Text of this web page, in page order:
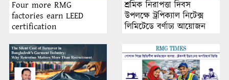
Four more RMG
factories earn LEED
certification
শ্রমিক নিরাপত্তা দিবস
উপলক্ষে ট্রপিক্যাল নিটেক্স
লিমিটেডে বর্ণাঢ্য আয়োজন